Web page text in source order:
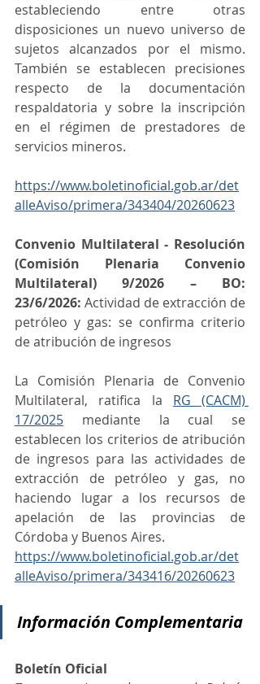
estableciendo entre otras
disposiciones un nuevo universo de
sujetos alcanzados por el mismo.
También se establecen precisiones
respecto de la documentación
respaldatoria y sobre la inscripción
en el régimen de prestadores de
servicios mineros.
https://www.boletinoficial.gob.ar/det
alleAviso/primera/343404/20260623
Convenio Multilateral - Resolución
(Comisión Plenaria Convenio
Multilateral) 9/2026 – BO:
23/6/2026: Actividad de extracción de
petróleo y gas: se confirma criterio
de atribución de ingresos
La Comisión Plenaria de Convenio
Multilateral, ratifica la RG (CACM)
17/2025 mediante la cual se
establecen los criterios de atribución
de ingresos para las actividades de
extracción de petróleo y gas, no
haciendo lugar a los recursos de
apelación de las provincias de
Córdoba y Buenos Aires.
https://www.boletinoficial.gob.ar/det
alleAviso/primera/343416/20260623
Información Complementaria
Boletín Oficial